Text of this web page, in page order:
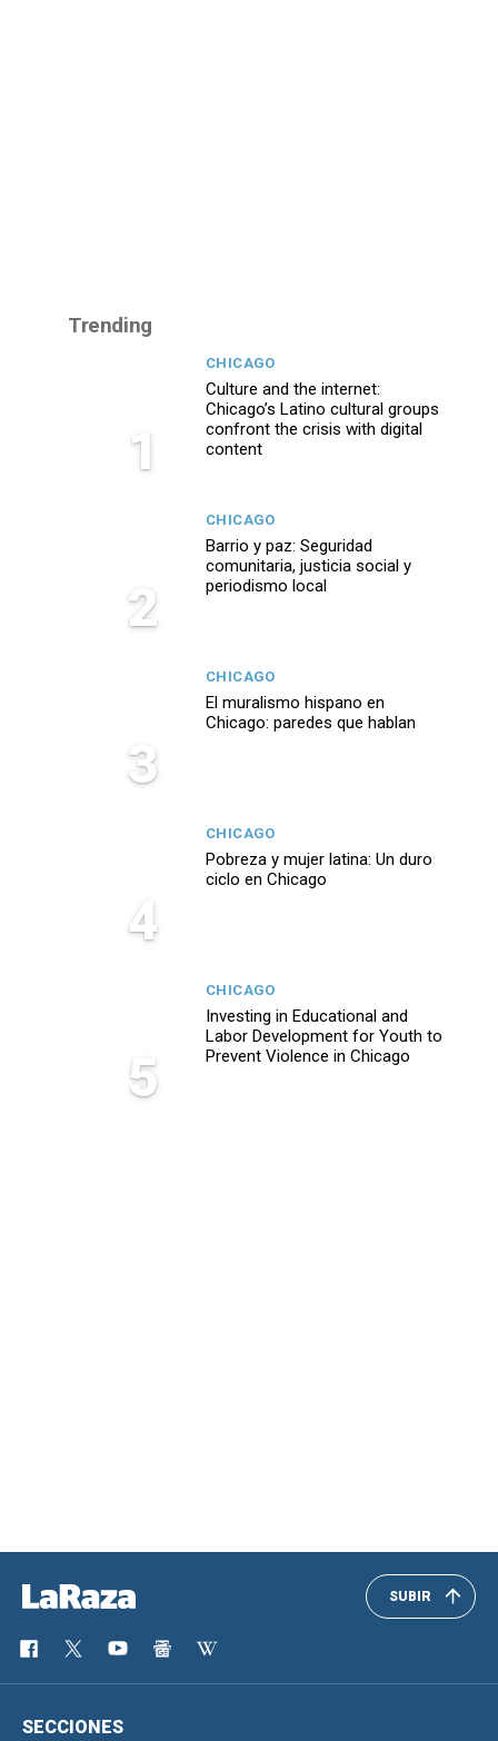
Trending
1
CHICAGO
Culture and the internet:
Chicago’s Latino cultural groups
confront the crisis with digital
content
2
CHICAGO
Barrio y paz: Seguridad
comunitaria, justicia social y
periodismo local
3
CHICAGO
El muralismo hispano en
Chicago: paredes que hablan
4
CHICAGO
Pobreza y mujer latina: Un duro
ciclo en Chicago
5
CHICAGO
Investing in Educational and
Labor Development for Youth to
Prevent Violence in Chicago
SUBIR
SECCIONES